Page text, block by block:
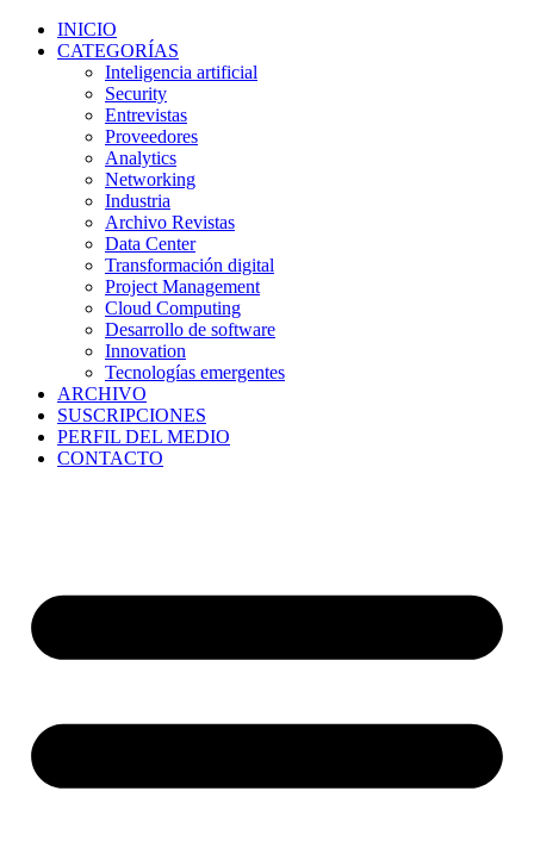
INICIO
CATEGORÍAS
Inteligencia artificial
Security
Entrevistas
Proveedores
Analytics
Networking
Industria
Archivo Revistas
Data Center
Transformación digital
Project Management
Cloud Computing
Desarrollo de software
Innovation
Tecnologías emergentes
ARCHIVO
SUSCRIPCIONES
PERFIL DEL MEDIO
CONTACTO